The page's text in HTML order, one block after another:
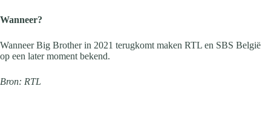
Wanneer?
Wanneer Big Brother in 2021 terugkomt maken RTL en SBS België
op een later moment bekend.
Bron: RTL